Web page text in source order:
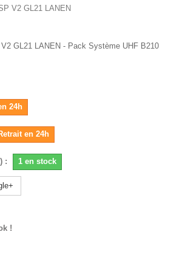
V2 GL21 LANEN
GL21 LANEN - Pack Système UHF B210
24h
en 24h
: 1 en stock
!